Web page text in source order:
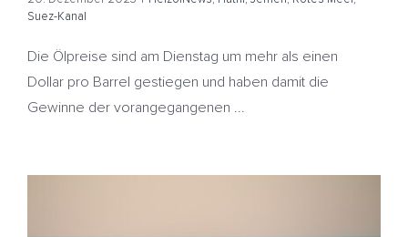
Suez-Kanal
Die Ölpreise sind am Dienstag um mehr als einen
Dollar pro Barrel gestiegen und haben damit die
Gewinne der vorangegangenen ...